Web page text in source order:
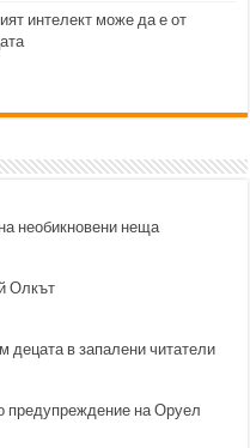
интелект може да е от
необикновени неща
Олкът
децата в запалени читатели
предупреждение на Оруел